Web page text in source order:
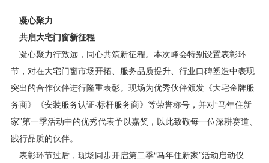
凝心聚力
共启大宅门窗新征程
凝心聚力行致远，同心共筑新征程。本次峰会特别设置表彰环
节，对在大宅门窗市场开拓、服务品质提升、行业口碑塑造中表现
突出的合作伙伴进行隆重表彰。现场为优秀伙伴颁发《大宅金牌服
务商》《安装服务认证·标杆服务商》等荣誉称号，并对“马年住新
家”第一季活动中的优秀代表予以嘉奖，以此致敬每一位深耕赛道、
践行品质的伙伴。
表彰环节过后，现场同步开启第二季“马年住新家”活动启动仪